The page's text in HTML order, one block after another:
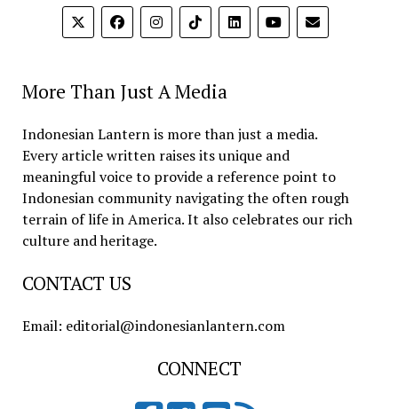
More Than Just A Media
Indonesian Lantern is more than just a media.
Every article written raises its unique and
meaningful voice to provide a reference point to
Indonesian community navigating the often rough
terrain of life in America. It also celebrates our rich
culture and heritage.
CONTACT US
Email: editorial@indonesianlantern.com
CONNECT